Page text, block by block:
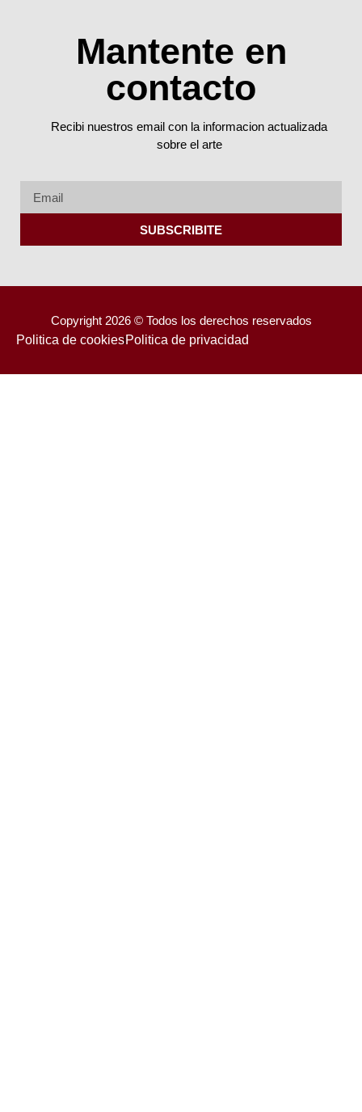
Mantente en
contacto
Recibi nuestros email con la informacion actualizada
sobre el arte
SUBSCRIBITE
Copyright 2026 © Todos los derechos reservados
Politica de cookiesPolitica de privacidad